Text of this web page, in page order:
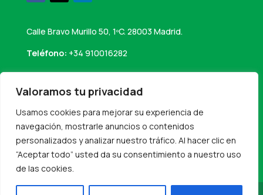
Valoramos tu privacidad
Usamos cookies para mejorar su experiencia de
navegación, mostrarle anuncios o contenidos
personalizados y analizar nuestro tráfico. Al hacer clic en
“Aceptar todo” usted da su consentimiento a nuestro uso
de las cookies.
Calle Bravo Murillo 50, 1ºC. 28003 Madrid.
Teléfono: +34 910016282
Email:info@perseaconsultores.es